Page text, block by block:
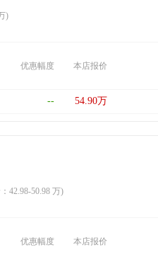
)
优惠幅度 本店报价
-- 54.90万
42.98-50.98 万)
优惠幅度 本店报价